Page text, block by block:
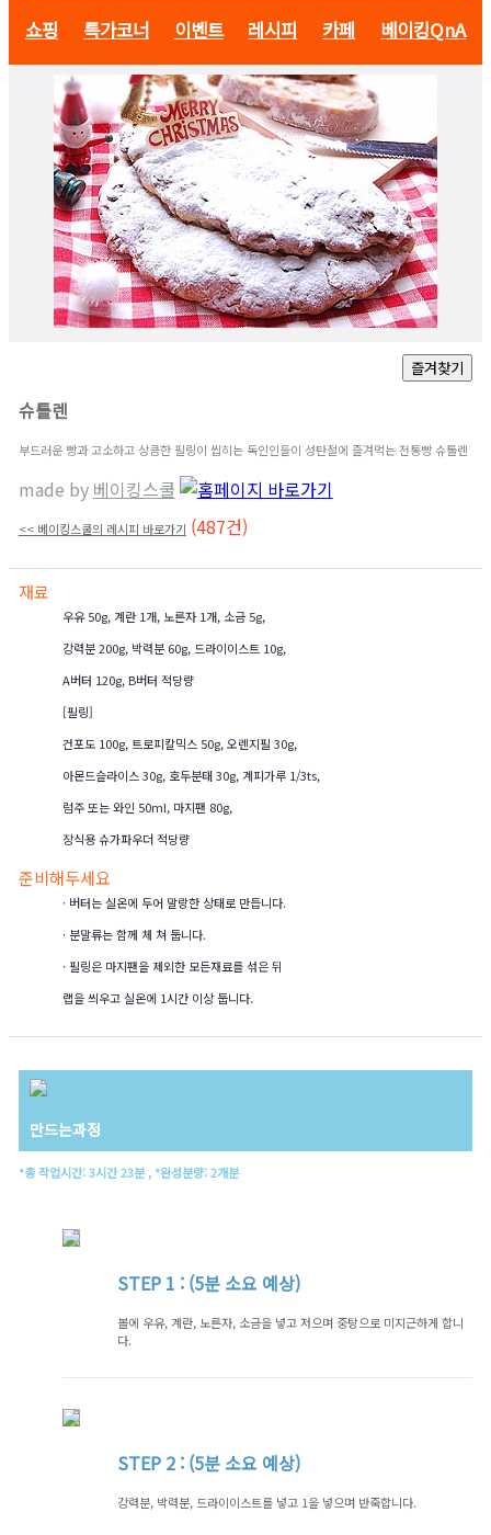
쇼핑 특가코너 이벤트 레시피 카페 베이킹QnA
슈톨렌
부드러운 빵과 고소하고 상큼한 필링이 씹히는 독인인들이 성탄절에 즐겨먹는 전통빵 슈톨렌
made by 베이킹스쿨
<< 베이킹스쿨의 레시피 바로가기 (487건)
재료
우유 50g, 계란 1개, 노른자 1개, 소금 5g,
강력분 200g, 박력분 60g, 드라이이스트 10g,
A버터 120g, B버터 적당량
[필링]
건포도 100g, 트로피칼믹스 50g, 오렌지필 30g,
아몬드슬라이스 30g, 호두분태 30g, 계피가루 1/3ts,
럼주 또는 와인 50ml, 마지팬 80g,
장식용 슈가파우더 적당량
준비해두세요
· 버터는 실온에 두어 말랑한 상태로 만듭니다.
· 분말류는 함께 체 쳐 둡니다.
· 필링은 마지팬을 제외한 모든재료를 섞은 뒤
랩을 씌우고 실온에 1시간 이상 둡니다.
만드는과정
*총 작업시간: 3시간 23분 , *완성분량: 2개분
STEP1 : (5분 소요 예상)
볼에 우유, 계란, 노른자, 소금을 넣고 저으며 중탕으로 미지근하게 합니
다.
STEP2 : (5분 소요 예상)
강력분, 박력분, 드라이이스트를 넣고 1을 넣으며 반죽합니다.